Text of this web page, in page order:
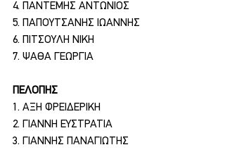
4. ΠΑΝΤΕΜΗΣ ΑΝΤΩΝΙΟΣ
5. ΠΑΠΟΥΤΣΑΝΗΣ ΙΩΑΝΝΗΣ
6. ΠΙΤΣΟΥΛΗ ΝΙΚΗ
7. ΨΑΘΑ ΓΕΩΡΓΙΑ
ΠΕΛΟΠΗΣ
1. ΑΞΗ ΦΡΕΙΔΕΡΙΚΗ
2. ΓΙΑΝΝΗ ΕΥΣΤΡΑΤΙΑ
3. ΓΙΑΝΝΗΣ ΠΑΝΑΓΙΩΤΗΣ